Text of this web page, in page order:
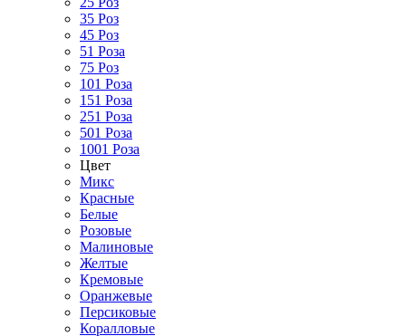
35 Роз
45 Роз
51 Роза
75 Роз
101 Роза
151 Роза
251 Роза
501 Роза
1001 Роза
Цвет
Микс
Красные
Белые
Розовые
Малиновые
Желтые
Кремовые
Оранжевые
Персиковые
Коралловые